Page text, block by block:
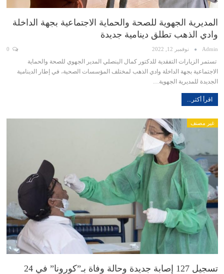
المديرية الجهوية للصحة والحماية الاجتماعية بجهة الداخلة
وادي الذهب تطلق دينامية جديدة
Admin نوفمبر 12, 2022
تستمر الزيارات التفقدية للدكتور كمال الينصلي المدير الجهوي للصحة والحماية
الاجتماعية بجهة الداخلة وادي الذهب لمختلف المؤسسات الصحية، في إطار الدينامية
الجديدة للمديرية الجهوية…
اقرأ أكثر...
غير مصنف
تسجيل 127 إصابة جديدة وحالة وفاة بـ”كورونا” في 24